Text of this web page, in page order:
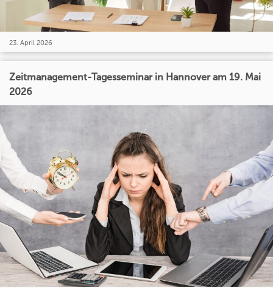
23. April 2026
Zeitmanagement-Tagesseminar in Hannover am 19. Mai
2026